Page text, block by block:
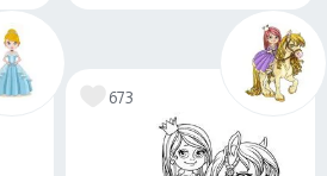
673